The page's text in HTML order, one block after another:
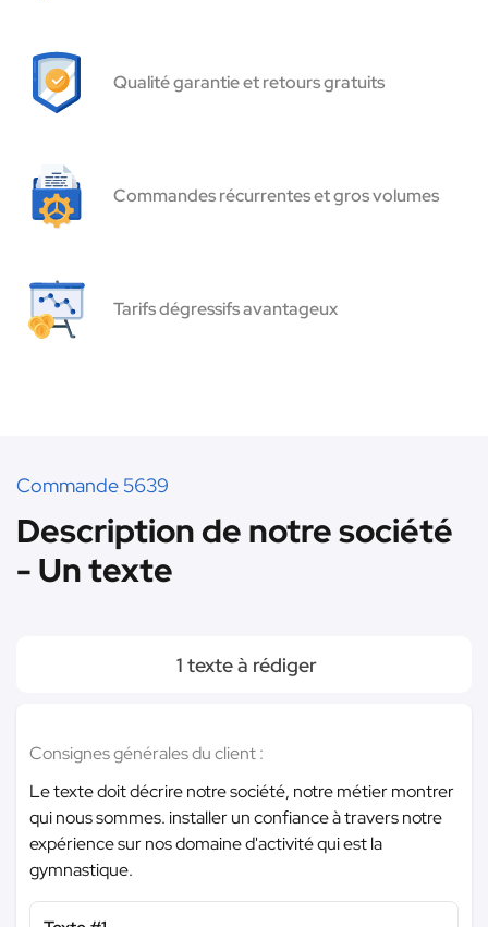
Qualité garantie et retours gratuits
Commandes récurrentes et gros volumes
Tarifs dégressifs avantageux
Commande 5639
Description de notre société
- Un texte
1 texte à rédiger
Consignes générales du client :
Le texte doit décrire notre société, notre métier montrer
qui nous sommes. installer un confiance à travers notre
expérience sur nos domaine d'activité qui est la
gymnastique.